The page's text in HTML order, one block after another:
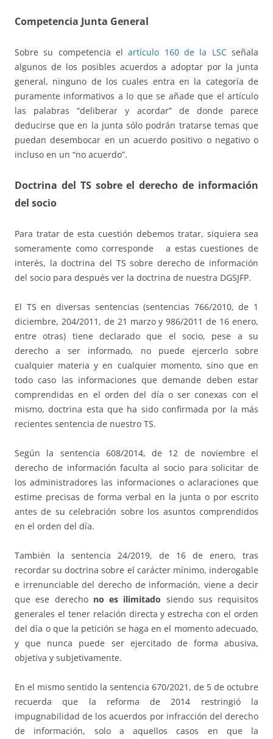
Competencia Junta General
Sobre su competencia elartículo 160 de la LSCseñala
algunos de los posibles acuerdos a adoptar por la junta
general, ninguno de los cuales entra en la categoría de
puramente informativos a lo que se añade que el artículo
las palabras “deliberar y acordar” de donde parece
deducirse que en la junta sólo podrán tratarse temas que
puedan desembocar en un acuerdo positivo o negativo o
incluso en un “no acuerdo”.
Doctrina del TS sobre el derecho de información
del socio
Para tratar de esta cuestión debemos tratar, siquiera sea
someramente como corresponde a estas cuestiones de
interés, la doctrina del TS sobre derecho de información
del socio para después ver la doctrina de nuestra DGSJFP.
El TS en diversas sentencias (sentencias 766/2010, de 1
diciembre, 204/2011, de 21 marzo y 986/2011 de 16 enero,
entre otras) tiene declarado que el socio, pese a su
derecho a ser informado, no puede ejercerlo sobre
cualquier materia y en cualquier momento, sino que en
todo caso las informaciones que demande deben estar
comprendidas en el orden del día o ser conexas con el
mismo, doctrina esta que ha sido confirmada por la más
recientes sentencia de nuestro TS.
Según la sentencia 608/2014, de 12 de noviembre el
derecho de información faculta al socio para solicitar de
los administradores las informaciones o aclaraciones que
estime precisas de forma verbal en la junta o por escrito
antes de su celebración sobre los asuntos comprendidos
en el orden del día.
También la sentencia 24/2019, de 16 de enero, tras
recordar su doctrina sobre el carácter mínimo, inderogable
e irrenunciable del derecho de información, viene a decir
que ese derecho no es ilimitado siendo sus requisitos
generales el tener relación directa y estrecha con el orden
del día o que la petición se haga en el momento adecuado,
y que nunca puede ser ejercitado de forma abusiva,
objetiva y subjetivamente.
En el mismo sentido la sentencia 670/2021, de 5 de octubre
recuerda que la reforma de 2014 restringió la
impugnabilidad de los acuerdos por infracción del derecho
de información, solo a aquellos casos en que la